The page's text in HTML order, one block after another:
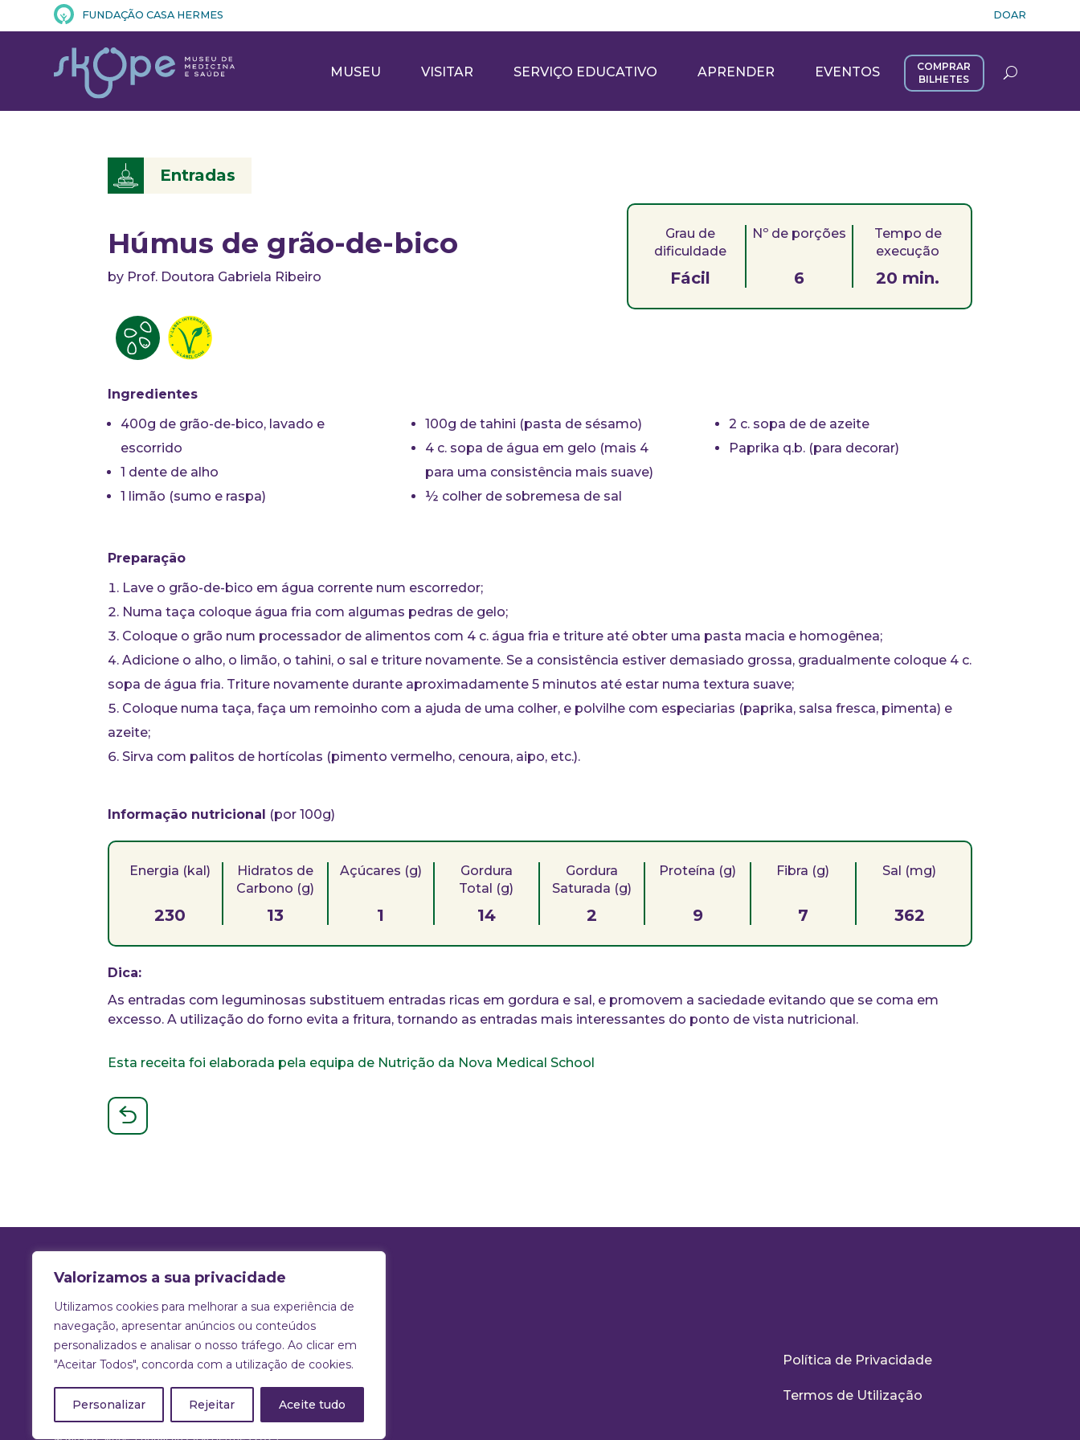
Valorizamos a sua privacidade
Utilizamos cookies para melhorar a sua experiência de
navegação, apresentar anúncios ou conteúdos
personalizados e analisar o nosso tráfego. Ao clicar em
"Aceitar Todos", concorda com a utilização de cookies.
Personalizar Rejeitar Aceite tudo
FUNDAÇÃO CASA HERMES DOAR
MUSEU VISITAR SERVIÇO EDUCATIVO APRENDER EVENTOS
COMPRAR
BILHETES
Entradas
Húmus de grão-de-bico
by Prof. Doutora Gabriela Ribeiro
Grau de
dificuldade
Fácil
Nº de porções
6
Tempo de
execução
20 min.
Ingredientes
400g de grão-de-bico, lavado e
escorrido
1 dente de alho
1 limão (sumo e raspa)
100g de tahini (pasta de sésamo)
4 c. sopa de água em gelo (mais 4
para uma consistência mais suave)
½ colher de sobremesa de sal
2 c. sopa de de azeite
Paprika q.b. (para decorar)
Preparação
Lave o grão-de-bico em água corrente num escorredor;
Numa taça coloque água fria com algumas pedras de gelo;
Coloque o grão num processador de alimentos com 4 c. água fria e triture até obter uma pasta macia e homogênea;
Adicione o alho, o limão, o tahini, o sal e triture novamente. Se a consistência estiver demasiado grossa, gradualmente coloque 4 c.
sopa de água fria. Triture novamente durante aproximadamente 5 minutos até estar numa textura suave;
Coloque numa taça, faça um remoinho com a ajuda de uma colher, e polvilhe com especiarias (paprika, salsa fresca, pimenta) e
azeite;
Sirva com palitos de hortícolas (pimento vermelho, cenoura, aipo, etc.).
Informação nutricional (por 100g)
Energia (kal)
230
Hidratos de
Carbono (g)
13
Açúcares (g)
1
Gordura
Total (g)
14
Gordura
Saturada (g)
2
Proteína (g)
9
Fibra (g)
7
Sal (mg)
362
Dica:
As entradas com leguminosas substituem entradas ricas em gordura e sal, e promovem a saciedade evitando que se coma em
excesso. A utilização do forno evita a fritura, tornando as entradas mais interessantes do ponto de vista nutricional.
Esta receita foi elaborada pela equipa de Nutrição da Nova Medical School
T:925 731 830 |E: info@skope.pt
Rua João Gonçalves Neto 46, Aradas
Política de Privacidade
Termos de Utilização